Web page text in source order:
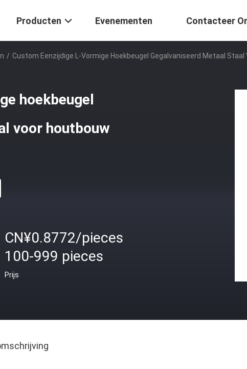
Producten Evenementen Contacteer
/ Custom Eenzijdige L-Vormige Hoekbeugel Gegalvaniseerd Metaal Staal
hoekbeugel
voor houtbouw
CN¥0.8772/pieces
100-999 pieces
Prijs